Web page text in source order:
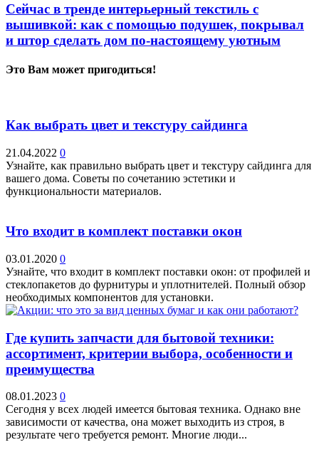
Сейчас в тренде интерьерный текстиль с
вышивкой: как с помощью подушек, покрывал
и штор сделать дом по-настоящему уютным
Это Вам может пригодиться!
Как выбрать цвет и текстуру сайдинга
21.04.2022 0
Узнайте, как правильно выбрать цвет и текстуру сайдинга для
вашего дома. Советы по сочетанию эстетики и
функциональности материалов.
Что входит в комплект поставки окон
03.01.2020 0
Узнайте, что входит в комплект поставки окон: от профилей и
стеклопакетов до фурнитуры и уплотнителей. Полный обзор
необходимых компонентов для установки.
Где купить запчасти для бытовой техники:
ассортимент, критерии выбора, особенности и
преимущества
08.01.2023 0
Сегодня у всех людей имеется бытовая техника. Однако вне
зависимости от качества, она может выходить из строя, в
результате чего требуется ремонт. Многие люди...